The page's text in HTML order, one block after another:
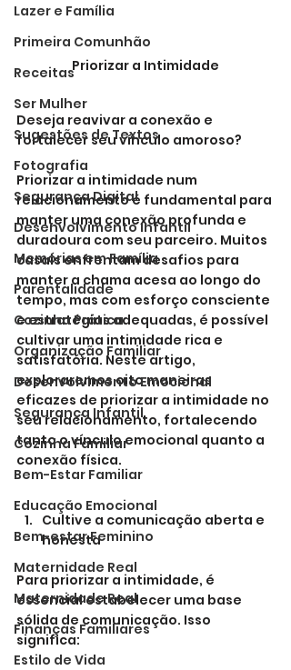
Lazer e Família
Primeira Comunhão
Receitas
Ser Mulher
Sugestões de Textos
Fotografia
Segurança Digital
Desenvolvimento Infantil
Memórias em Família
Parentalidade
Cozinha Prática
Organização Familiar
Desenvolvimento Emocional
Segurança Infantil
Cozinha Familiar
Bem-Estar Familiar
Educação Emocional
Bem-estar Feminino
Maternidade Real
Maternidade Real
Finanças Familiares
Estilo de Vida
Priorizar a Intimidade
Deseja reavivar a conexão e
fortalecer seu vínculo amoroso?
Priorizar a intimidade num
relacionamento é fundamental para
manter uma conexão profunda e
duradoura com seu parceiro. Muitos
casais enfrentam desafios para
manter a chama acesa ao longo do
tempo, mas com esforço consciente
e estratégias adequadas, é possível
cultivar uma intimidade rica e
satisfatória. Neste artigo,
exploraremos oito maneiras
eficazes de priorizar a intimidade no
seu relacionamento, fortalecendo
tanto o vínculo emocional quanto a
conexão física.
Cultive a comunicação aberta e
honesta
Para priorizar a intimidade, é
essencial estabelecer uma base
sólida de comunicação. Isso
significa: